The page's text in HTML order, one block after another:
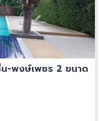
น-พงษ์เพชร 2 ขนาด